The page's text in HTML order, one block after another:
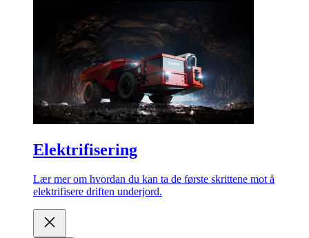
Elektrifisering
Lær mer om hvordan du kan ta de første skrittene mot å
elektrifisere driften underjord.